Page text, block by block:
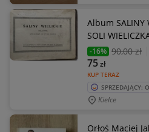
Album SALINY WIELICKIE - KOPALNIA
-16% 90,00 zł
KUP TERAZ
75zł
SPRZEDAJĄCY:
Kielce
Orłoś Maciej